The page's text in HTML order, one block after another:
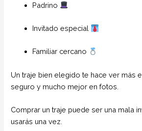
Padrino
Invitado especial
Familiar cercano
Un traje bien elegido te hace ver más
seguro y mucho mejor en fotos.
Comprar un traje puede ser una mala
usarás una vez.